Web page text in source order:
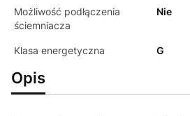
Możliwość podłączenia
ściemniacza
Nie
Klasa energetyczna G
Opis